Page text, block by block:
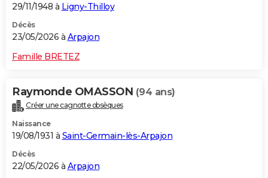
29/11/1948 à Ligny-Thilloy
Décès
23/05/2026 à Arpajon
Famille BRETEZ
Raymonde OMASSON (94 ans)
Créer une cagnotte obsèques
Naissance
19/08/1931 à Saint-Germain-lès-Arpajon
Décès
22/05/2026 à Arpajon